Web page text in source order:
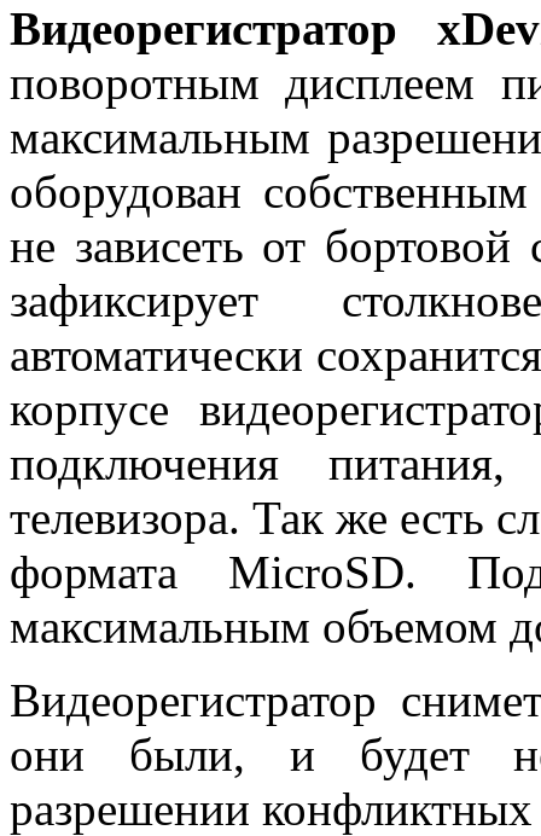
Видеорегистратор
поворотным дисплеем
максимальным
оборудован
не зависеть от
зафиксирует
автоматически
корпусе
подключения
телевизора. Так же есть
формата MicroSD.
максимальным объемом
Видеорегистратор
они были, и будет
разрешении конфликтных